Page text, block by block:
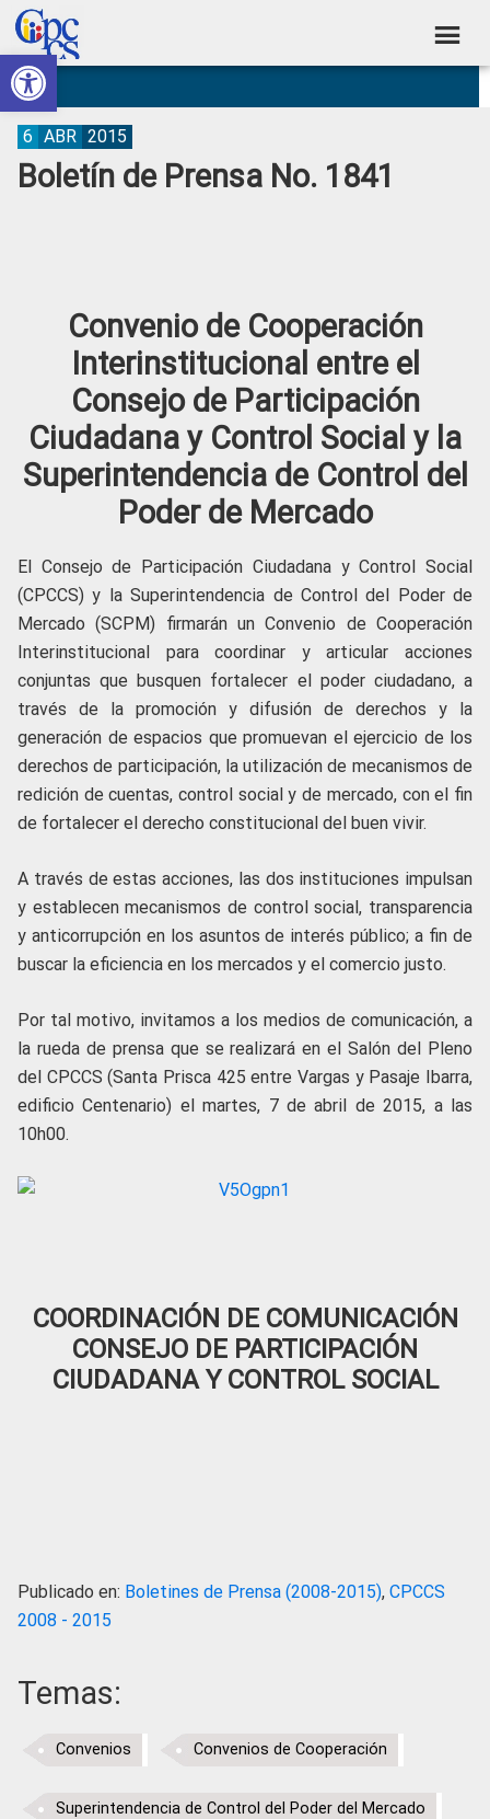
Abrir barra de herramientas
Skip
to
primary
navigation
Skip
to
main
content
Skip
to
primary
sidebar
Skip
to
footer
Consejo
de
Participación
Ciudadana
Construyendo
Poder
Ciudadano
Boletín de Prensa No. 1841
6 ABR 2015
Convenio de Cooperación
Interinstitucional entre el
Consejo de Participación
Ciudadana y Control Social y la
Superintendencia de Control del
Poder de Mercado
El Consejo de Participación Ciudadana y Control Social
(CPCCS) y la Superintendencia de Control del Poder de
Mercado (SCPM) firmarán un Convenio de Cooperación
Interinstitucional para coordinar y articular acciones
conjuntas que busquen fortalecer el poder ciudadano, a
través de la promoción y difusión de derechos y la
generación de espacios que promuevan el ejercicio de los
derechos de participación, la utilización de mecanismos de
redición de cuentas, control social y de mercado, con el fin
de fortalecer el derecho constitucional del buen vivir.
A través de estas acciones, las dos instituciones impulsan
y establecen mecanismos de control social, transparencia
y anticorrupción en los asuntos de interés público; a fin de
buscar la eficiencia en los mercados y el comercio justo.
Por tal motivo, invitamos a los medios de comunicación, a
la rueda de prensa que se realizará en el Salón del Pleno
del CPCCS (Santa Prisca 425 entre Vargas y Pasaje Ibarra,
edificio Centenario) el martes, 7 de abril de 2015, a las
10h00.
COORDINACIÓN DE COMUNICACIÓN
CONSEJO DE PARTICIPACIÓN
CIUDADANA Y CONTROL SOCIAL
Publicado en: Boletines de Prensa (2008-2015), CPCCS
2008 - 2015
Temas:
Convenios Convenios de Cooperación
Superintendencia de Control del Poder del Mercado